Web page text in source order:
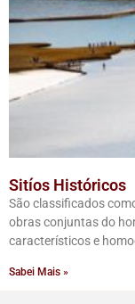
Sitíos Históricos
São classificados
obras conjuntas do
característicos e
Sabei Mais »